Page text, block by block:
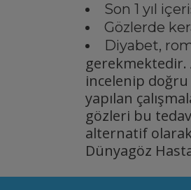
Son 1 yıl
Gözlerde
Diyabet,
gerekmektedir.
incelenip
yapılan
gözleri bu
alternatif
Dünyagöz